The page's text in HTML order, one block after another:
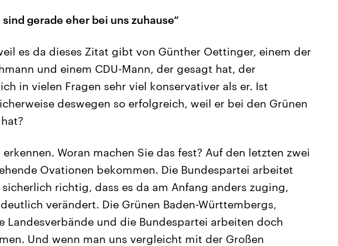
gerade eher bei uns zuhause“
es da dieses Zitat gibt von Günther Oettinger, einem der
und einem CDU-Mann, der gesagt hat, der
in vielen Fragen sehr viel konservativer als er. Ist
deswegen so erfolgreich, weil er bei den Grünen
Woran machen Sie das fest? Auf den letzten zwei
Ovationen bekommen. Die Bundespartei arbeitet
richtig, dass es da am Anfang anders zuging,
verändert. Die Grünen Baden-Württembergs,
Landesverbände und die Bundespartei arbeiten doch
Und wenn man uns vergleicht mit der Großen